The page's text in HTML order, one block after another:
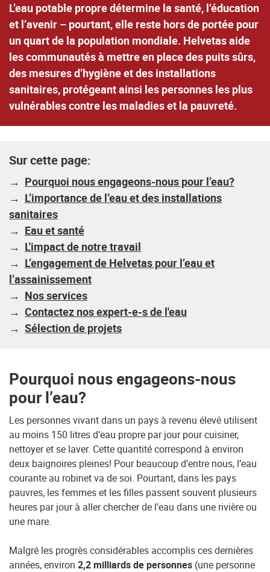
L’eau potable propre détermine la santé, l’éducation
et l’avenir – pourtant, elle reste hors de portée pour
un quart de la population mondiale. Helvetas aide
les communautés à mettre en place des puits sûrs,
des mesures d’hygiène et des installations
sanitaires, protégeant ainsi les personnes les plus
vulnérables contre les maladies et la pauvreté.
Sur cette page:
→ Pourquoi nousengageons-nous pour l’eau?
→ L’importance de l’eau et des installations
sanitaires
→ Eau et santé
→ L'impact de notre travail
→ L’engagement de Helvetas pour l’eau et
l’assainissement
→ Nos services
→ Contactez nos expert-e-s de l'eau
→ Sélection de projets
Pourquoi nous engageons-nous
pour l’eau?
Les personnes vivant dans un pays à revenu élevé utilisent
au moins 150 litres d’eau propre par jour pour cuisiner,
nettoyer et se laver. Cette quantité correspond à environ
deux baignoires pleines! Pour beaucoup d’entre nous, l’eau
courante au robinet va de soi. Pourtant, dans les pays
pauvres, les femmes et les filles passent souvent plusieurs
heures par jour à aller chercher de l’eau dans une rivière ou
une mare.
Malgré les progrès considérables accomplis ces dernières
années, environ 2,2 milliards de personnes (une personne